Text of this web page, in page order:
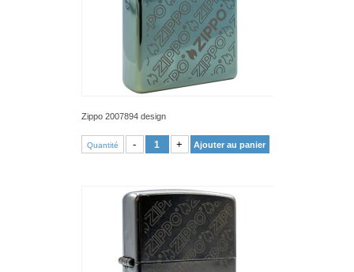
Zippo 2007894 design
Quantité - + Ajouter au panier